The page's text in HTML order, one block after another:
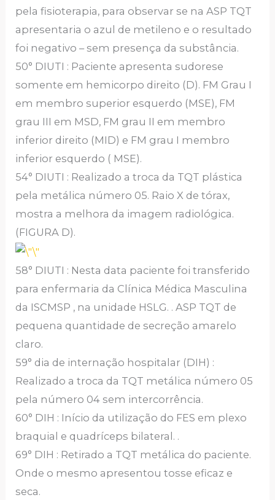
pela fisioterapia, para observar se na ASP TQT
apresentaria o azul de metileno e o resultado
foi negativo – sem presença da substância.
50° DIUTI : Paciente apresenta sudorese
somente em hemicorpo direito (D). FM Grau I
em membro superior esquerdo (MSE), FM
grau III em MSD, FM grau II em membro
inferior direito (MID) e FM grau I membro
inferior esquerdo ( MSE).
54° DIUTI : Realizado a troca da TQT plástica
pela metálica número 05. Raio X de tórax,
mostra a melhora da imagem radiológica.
(FIGURA D).
58° DIUTI : Nesta data paciente foi transferido
para enfermaria da Clínica Médica Masculina
da ISCMSP , na unidade HSLG. . ASP TQT de
pequena quantidade de secreção amarelo
claro.
59° dia de internação hospitalar (DIH) :
Realizado a troca da TQT metálica número 05
pela número 04 sem intercorrência.
60° DIH : Início da utilização do FES em plexo
braquial e quadríceps bilateral. .
69° DIH : Retirado a TQT metálica do paciente.
Onde o mesmo apresentou tosse eficaz e
seca.